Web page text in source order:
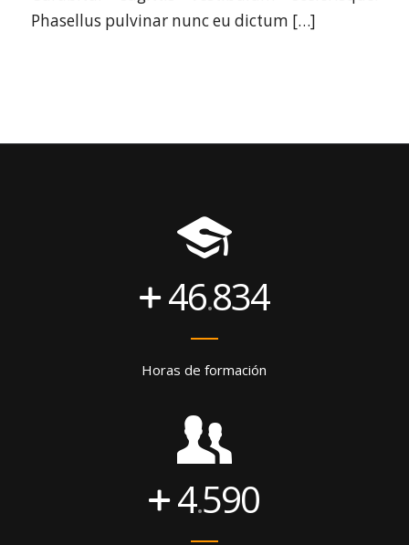
Phasellus pulvinar nunc eu dictum […]
46.834
Horas de formación
4.590